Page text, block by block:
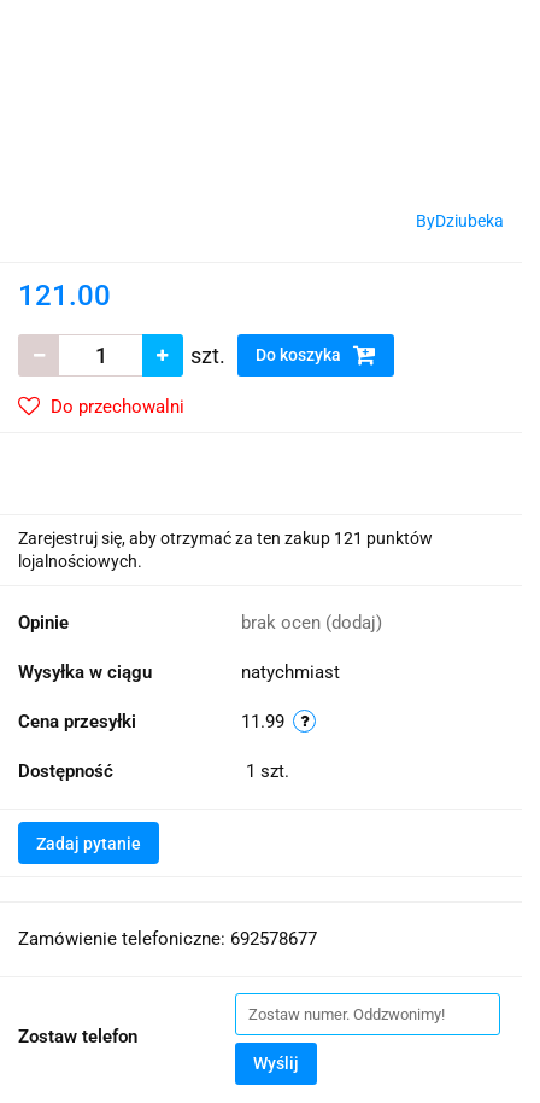
ByDziubeka
121.00
szt. Do koszyka
Do przechowalni
Zarejestruj się, aby otrzymać za ten zakup 121 punktów
lojalnościowych.
Opinie brak ocen (dodaj)
Wysyłka w ciągu natychmiast
Cena przesyłki 11.99
Dostępność 1 szt.
Zadaj pytanie
Zamówienie telefoniczne: 692578677
Zostaw telefon
Wyślij